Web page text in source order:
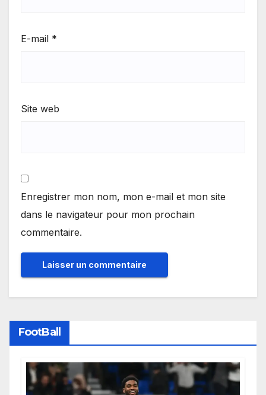
E-mail *
Site web
Enregistrer mon nom, mon e-mail et mon site
dans le navigateur pour mon prochain
commentaire.
FootBall